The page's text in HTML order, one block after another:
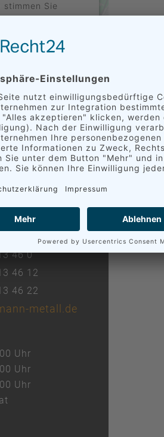
Sie
um diese
Akzeptieren
Consent
&eRecht24
46 0
46 12
46 22
metall.de
Uhr
Uhr
Uhr